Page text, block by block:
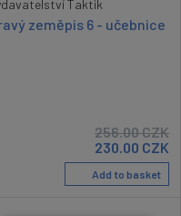
Taktik
zeměpis 6 - učebnice
256.00CZK
230.00 CZK
Add to basket